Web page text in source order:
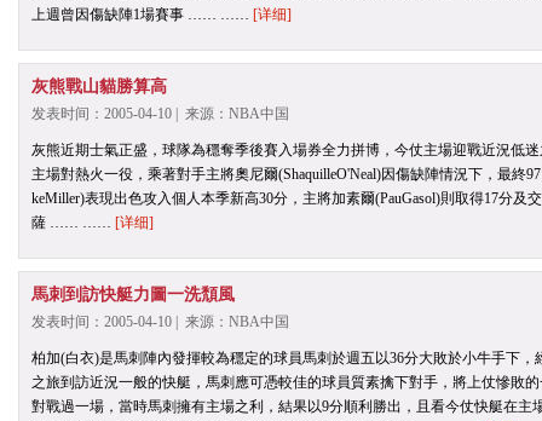
上週曾因傷缺陣1場賽事 …… …… [详细]
灰熊戰山貓勝算高
发表时间：2005-04-10 | 来源：NBA中国
灰熊近期士氣正盛，球隊為穩奪季後賽入場券全力拼博，今仗主場迎戰近況低
主場對熱火一役，乘著對手主將奧尼爾(ShaquilleO'Neal)因傷缺陣情況下，最終
keMiller)表現出色攻入個人本季新高30分，主將加素爾(PauGasol)則取得17分及
薩 …… …… [详细]
馬刺到訪快艇力圖一洗頹風
发表时间：2005-04-10 | 来源：NBA中国
柏加(白衣)是馬刺陣內發揮較為穩定的球員馬刺於週五以36分大敗於小牛手下
之旅到訪近況一般的快艇，馬刺應可憑較佳的球員質素擒下對手，將上仗慘敗
對戰過一場，當時馬刺擁有主場之利，結果以9分順利勝出，且看今仗快艇在主